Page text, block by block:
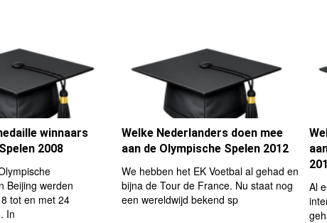
winnaars
2008
Beijing werden
tot en met 24
In
Welke Nederlanders doen mee
aan de Olympische Spelen 2012
We hebben het EK Voetbal al gehad en
bijna de Tour de France. Nu staat nog
een wereldwijd bekend sp
Al